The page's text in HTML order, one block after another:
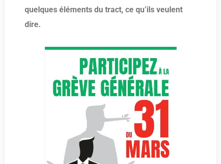
quelques éléments du tract, ce qu’ils veulent
dire.